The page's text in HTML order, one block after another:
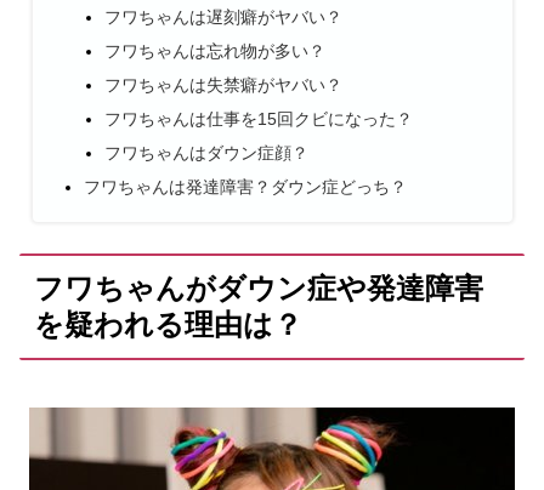
フワちゃんは遅刻癖がヤバい？
フワちゃんは忘れ物が多い？
フワちゃんは失禁癖がヤバい？
フワちゃんは仕事を15回クビになった？
フワちゃんはダウン症顔？
フワちゃんは発達障害？ダウン症どっち？
フワちゃんがダウン症や発達障害
を疑われる理由は？